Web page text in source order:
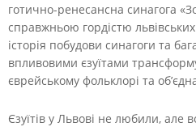
готично-ренесансна синагога
справжньою гордістю
історія побудови синагоги та
впливовими єзуїтами
єврейському фольклорі та
Єзуїтів у Львові не любили, але